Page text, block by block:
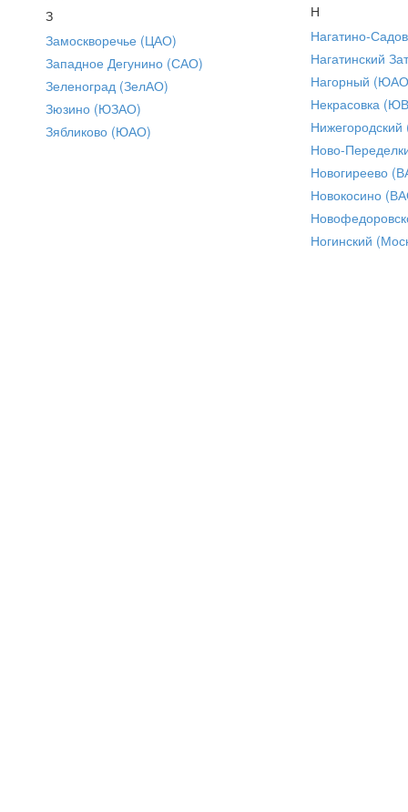
З
Замоскворечье (ЦАО)
Западное Дегунино (САО)
Зеленоград (ЗелАО)
Зюзино (ЮЗАО)
Зябликово (ЮАО)
Н
Нагатино-
Нагатинский
Нагорный
Некрасовка
Ново-
Новогиреево
Новокосино
Ногинский